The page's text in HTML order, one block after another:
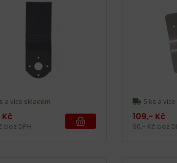
a více skladem
bez DPH
5 ks a
109,- Kč
90,- Kč bez